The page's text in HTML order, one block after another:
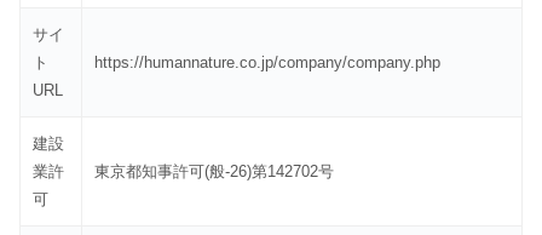
サイ
ト
URL
https://humannature.co.jp/company/company.php
建設
業許
可
東京都知事許可(般-26)第142702号